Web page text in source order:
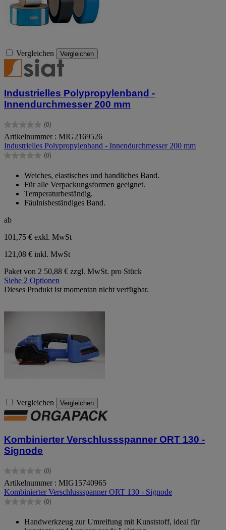
Vergleichen Vergleichen
Industrielles Polypropylenband -
Innendurchmesser 200 mm
(0)
0.0
von
5
Sternen.
Artikelnummer : MIG2169526
Industrielles Polypropylenband - Innendurchmesser 200 mm
(0)
0.0
Sternen.
Weiches, elastisches und handliches Band.
Für alle Verpackungsformen geeignet.
Temperaturbeständig.
Fäulnisbeständiges Band.
ab
101,75 € exkl. MwSt
121,08 € inkl. MwSt
Paket von 2 50,88 € zzgl. MwSt. pro Stück
Siehe 2 Optionen
Dieses Produkt ist momentan nicht verfügbar.
Vergleichen Vergleichen
Kombinierter Verschlussspanner ORT 130 -
Signode
(0)
0.0
von
5
Sternen.
Artikelnummer : MIG15740965
Kombinierter Verschlussspanner ORT 130 - Signode
(0)
0.0
Handwerkzeug zur Umreifung mit Kunststoff, ideal für